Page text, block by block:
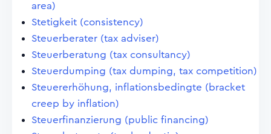
area)
Stetigkeit (consistency)
Steuerberater (tax adviser)
Steuerberatung (tax consultancy)
Steuerdumping (tax dumping, tax competition)
Steuererhöhung, inflationsbedingte (bracket
creep by inflation)
Steuerfinanzierung (public financing)